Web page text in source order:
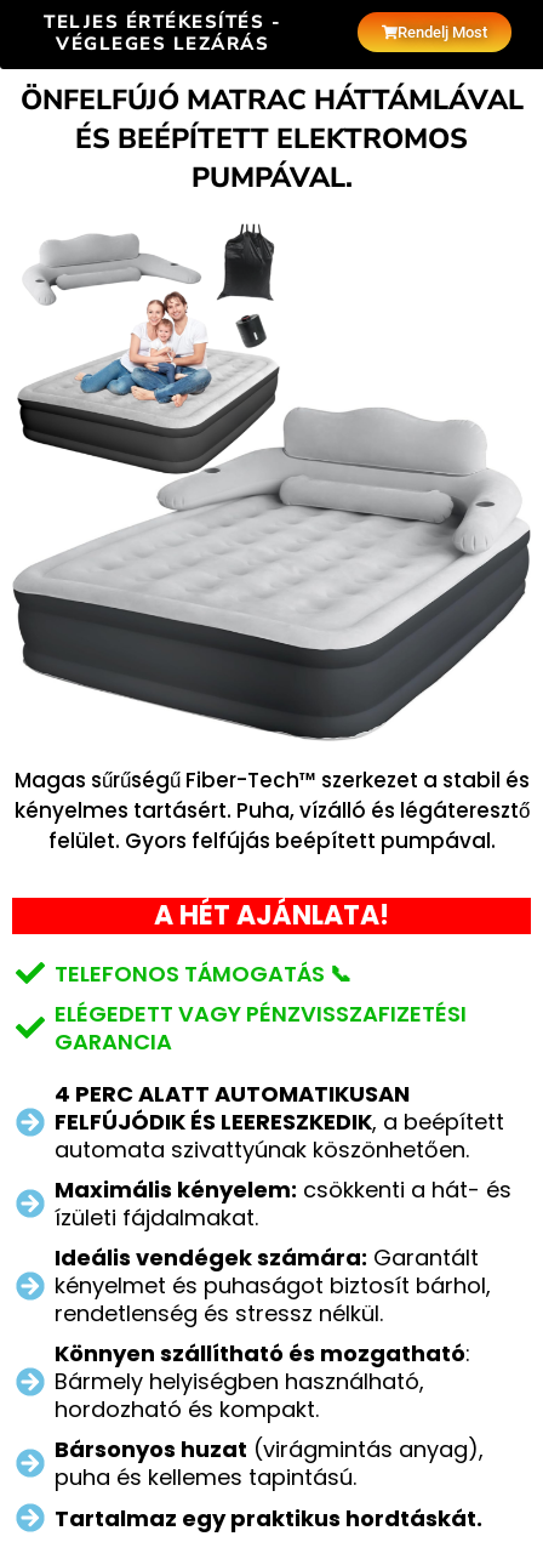
TELJES ÉRTÉKESÍTÉS -
VÉGLEGES LEZÁRÁS
Rendelj Most
ÖNFELFÚJÓ MATRAC HÁTTÁMLÁVAL
ÉS BEÉPÍTETT ELEKTROMOS
PUMPÁVAL.
Magas sűrűségű Fiber-Tech™ szerkezet a stabil és
kényelmes tartásért. Puha, vízálló és légáteresztő
felület. Gyors felfújás beépített pumpával.
A HÉT AJÁNLATA!
TELEFONOS TÁMOGATÁS 📞
ELÉGEDETT VAGY PÉNZVISSZAFIZETÉSI
GARANCIA
4 PERC ALATT AUTOMATIKUSAN
FELFÚJÓDIK ÉS LEERESZKEDIK, a beépített
automata szivattyúnak köszönhetően.
Maximális kényelem: csökkenti a hát- és
ízületi fájdalmakat.
Ideális vendégek számára: Garantált
kényelmet és puhaságot biztosít bárhol,
rendetlenség és stressz nélkül.
Könnyen szállítható és mozgatható:
Bármely helyiségben használható,
hordozható és kompakt.
Bársonyos huzat (virágmintás anyag),
puha és kellemes tapintású.
Tartalmaz egy praktikus hordtáskát.